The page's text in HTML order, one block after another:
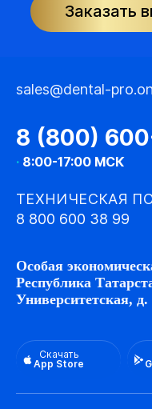
Заказать
sales@dental-
8 (800)
· 8:00-17:00 МСК
ТЕХНИЧЕСКАЯ
8 800 600 38 99
Особая
Республика
Университетская, д.
Скачать
App Store